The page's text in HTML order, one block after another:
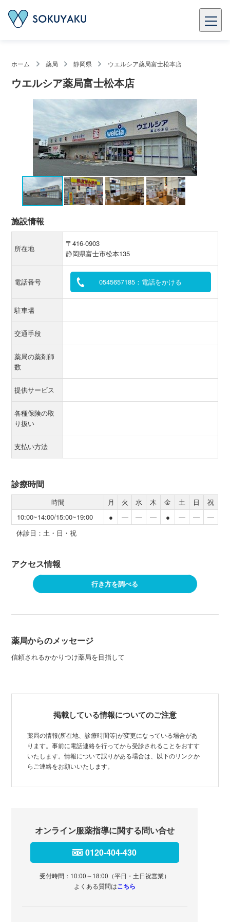
ホーム 薬局 静岡県 ウエルシア薬局富士松本店
ウエルシア薬局富士松本店
施設情報
所在地
〒416-0903
静岡県富士市松本135
電話番号 0545657185：電話をかける
駐車場
交通手段
薬局の薬剤師
数
提供サービス
各種保険の取
り扱い
支払い方法
診療時間
時間 月 火 水 木 金 土 日
祝
10:00~14:00/15:00~19:00
● ― ― ― ● ― ―
―
休診日：土・日・祝
アクセス情報
行き方を調べる
薬局からのメッセージ
信頼されるかかりつけ薬局を目指して
掲載している情報についてのご注意
薬局の情報(所在地、診療時間等)が変更になっている場合があ
ります。事前に電話連絡を行ってから受診されることをおすす
いたします。情報について誤りがある場合は、以下のリンクか
らご連絡をお願いいたします。
オンライン服薬指導に関する問い合せ
0120-404-430
受付時間：10:00～18:00（平日・土日祝営業）
よくある質問はこちら